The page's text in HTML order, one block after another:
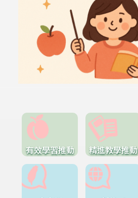
有效學習推動 精進教學推動